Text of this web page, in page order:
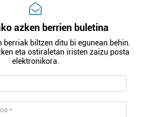
azken berrien buletina
berriak biltzen ditu bi egunean behin.
eta ostiraletan iristen zaizu posta
elektronikora.